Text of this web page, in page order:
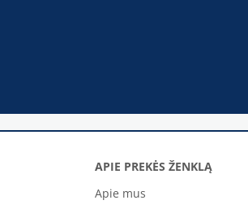
APIE PREKĖS ŽENKLĄ
Apie mus